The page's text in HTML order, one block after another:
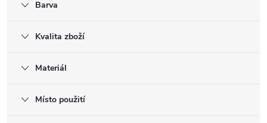
Barva
Kvalita zboží
Materiál
Místo použití